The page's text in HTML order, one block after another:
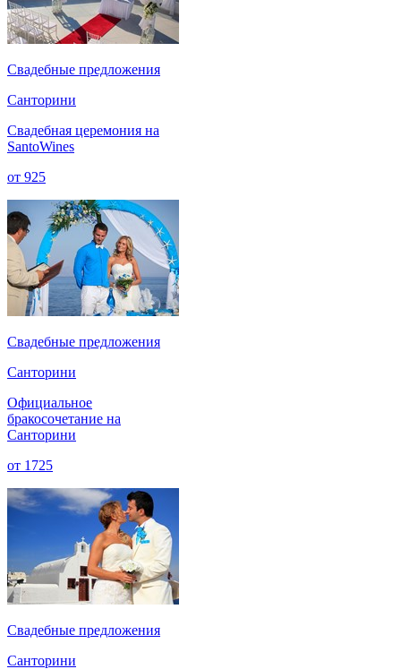
Cвадебные предложения
Санторини
Свадебная церемония на
SantoWines
от 925
Cвадебные предложения
Санторини
Официальное
бракосочетание на
Санторини
от 1725
Cвадебные предложения
Санторини